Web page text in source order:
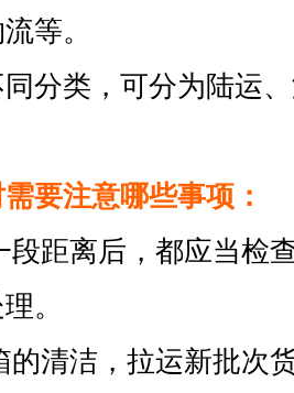
等。
分类，可分为陆运
要注意哪些事项：
段距离后，都应当检
。
的清洁，拉运新批次